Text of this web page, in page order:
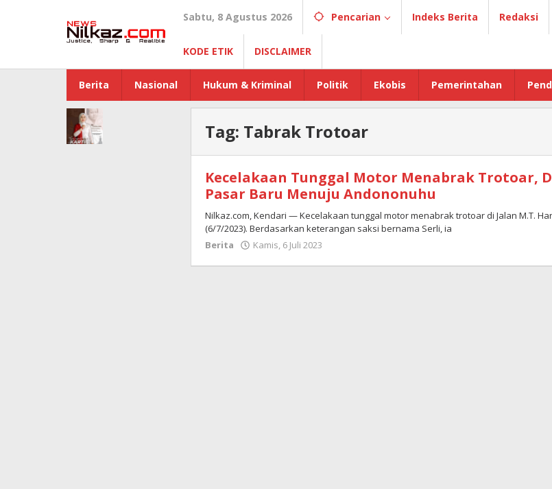
Sabtu, 8 Agustus 2026 Pencarian Indeks Berita Redaksi
KODE ETIK DISCLAIMER
Berita Nasional Hukum & Kriminal Politik Ekobis Pemerintahan
Tag: Tabrak Trotoar
Kecelakaan Tunggal Motor Menabrak Trotoar,
Pasar Baru Menuju Andononuhu
Nilkaz.com, Kendari — Kecelakaan tunggal motor menabrak trotoar di Jalan M.T.
(6/7/2023). Berdasarkan keterangan saksi bernama Serli, ia
Berita
Kamis, 6 Juli 2023